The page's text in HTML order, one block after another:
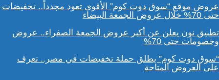
عروض موقع “سوق دوت كوم” الأقوى تعود مجدداً.. تخفيضات
حتى 70% خلال عروض الجمعة البيضاء
تطبيق نون يعلن عن أكبر عروض الجمعة الصفراء.. عروض
وخصومات حتى 70%
“سوق دوت كوم” يطلق حملة تخفيضات في مصر.. تعرف
على العروض المتاحة